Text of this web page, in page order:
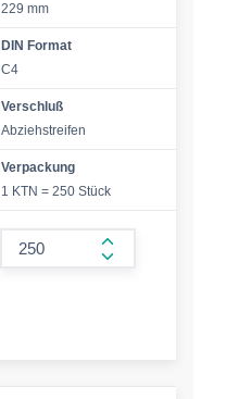
229 mm
DIN Format
C4
Verschluß
Abziehstreifen
Verpackung
1 KTN = 250 Stück
form.increase-